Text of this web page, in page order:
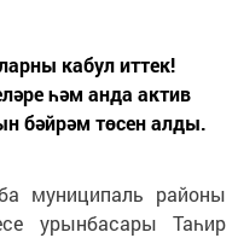
кабул иттек!
һәм анда актив
бәйрәм төсен алды.
муниципаль районы
урынбасары Таһир